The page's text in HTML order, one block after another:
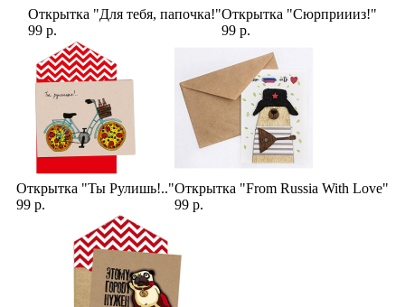
Открытка "Для тебя, папочка!"
99 р.
Открытка "Сюрприииз!"
99 р.
Открытка "Ты Рулишь!.."
99 р.
Открытка "From Russia With Love"
99 р.